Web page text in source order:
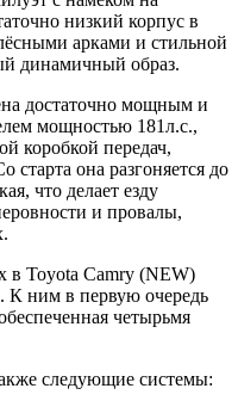
низкий корпус в
арками и стильной
динамичный образ.
достаточно мощным и
мощностью 181л.с.,
коробкой передач,
она разгоняется до
что делает езду
и провалы,
в Toyota Camry (NEW)
К ним в первую очередь
четырьмя
следующие системы: